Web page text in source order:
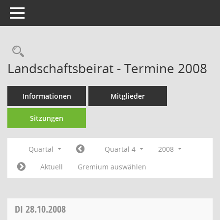
Toggle navigation
Rechercheauswahl
Landschaftsbeirat - Termine 2008
Informationen Mitglieder
Sitzungen
Quartal Quartal 4
2008
Aktuell
Gremium auswählen
DI 28.10.2008